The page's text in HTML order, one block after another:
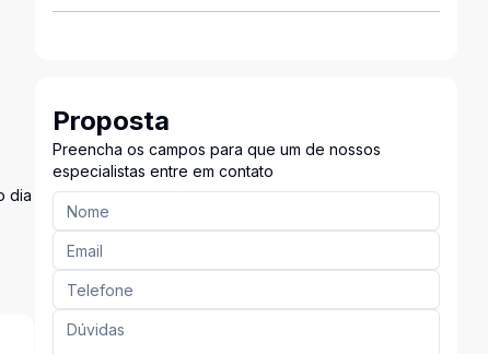
dia
Proposta
Preencha os campos para que um de nossos
especialistas entre em contato